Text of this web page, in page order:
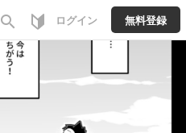
search ログイン 無料登録